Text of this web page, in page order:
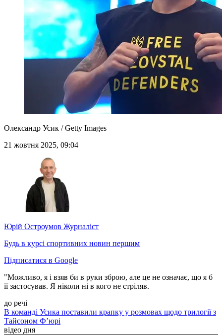
Олександр Усик / Getty Images
21 жовтня 2025, 09:04
Юрій Остроумов Журналіст
Будь в курсі спортивних новин першим
Підписатися в Google
"Можливо, я і взяв би в руки зброю, але це не означає, що я б
її застосував. Я ніколи ні в кого не стріляв.
до речі
В команді Усика поставили крапку у розмовах щодо трилогії з
Тайсоном Ф’юрі
відео дня